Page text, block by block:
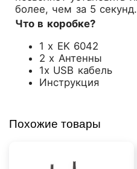
более, чем за 5 секунд.
Что в коробке?
1 x EK 6042
2 x Антенны
1x USB кабель
Инструкция
Похожие товары